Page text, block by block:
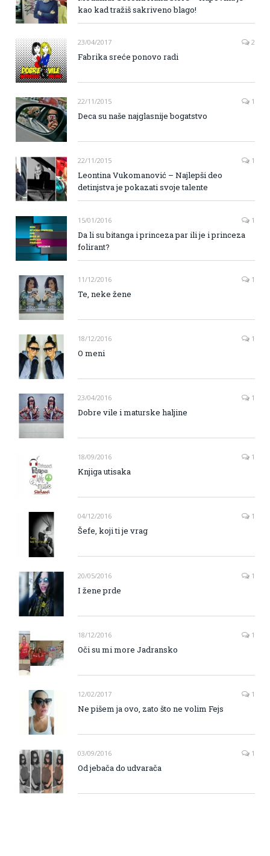
kao kad tražiš sakriveno blago!
23/04/2017 2
Fabrika sreće ponovo radi
22/11/2015 1
Deca su naše najglasnije bogatstvo
22/11/2015 1
Leontina Vukomanović – Najlepši deo
detinjstva je pokazati svoje talente
15/01/2016 1
Da li su bitanga i princeza par ili je i princeza
folirant?
11/12/2016 1
Te, neke žene
18/12/2016 1
O meni
23/04/2016 1
Dobre vile i maturske haljine
18/09/2016 1
Knjiga utisaka
04/12/2016 1
Šefe, koji ti je vrag
20/05/2016 1
I žene prde
18/12/2016 1
Oči su mi more Jadransko
12/02/2017 1
Ne pišem ja ovo, zato što ne volim Fejs
03/09/2016 1
Od jebača do udvarača